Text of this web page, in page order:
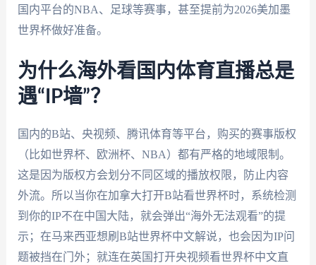
国内平台的NBA、足球等赛事，甚至提前为2026美加墨
世界杯做好准备。
为什么海外看国内体育直播总是
遇“IP墙”？
国内的B站、央视频、腾讯体育等平台，购买的赛事版权
（比如世界杯、欧洲杯、NBA）都有严格的地域限制。
这是因为版权方会划分不同区域的播放权限，防止内容
外流。所以当你在加拿大打开B站看世界杯时，系统检测
到你的IP不在中国大陆，就会弹出“海外无法观看”的提
示；在马来西亚想刷B站世界杯中文解说，也会因为IP问
题被挡在门外；就连在英国打开央视频看世界杯中文直